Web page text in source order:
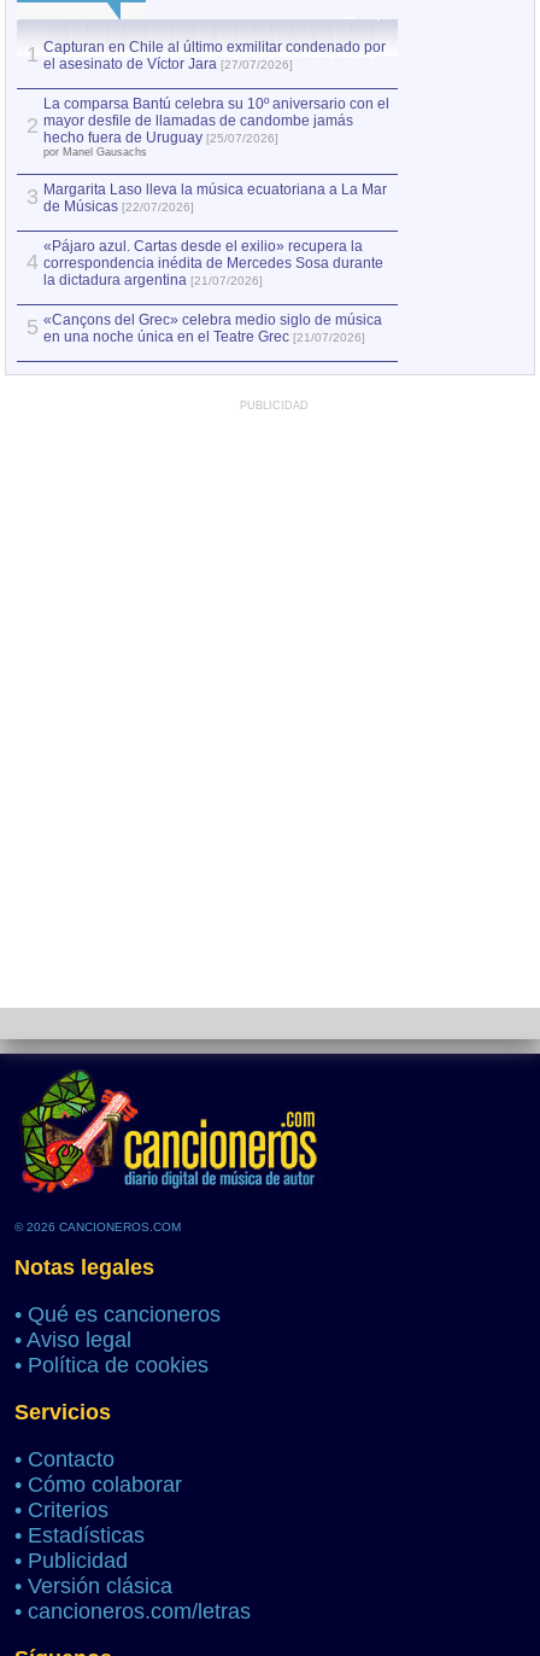
1 Capturan en Chile al último exmilitar condenado por
el asesinato de Víctor Jara [27/07/2026]
2
La comparsa Bantú celebra su 10º aniversario con el
mayor desfile de llamadas de candombe jamás
hecho fuera de Uruguay [25/07/2026]
por Manel Gausachs
3 Margarita Laso lleva la música ecuatoriana a La Mar
de Músicas [22/07/2026]
4
«Pájaro azul. Cartas desde el exilio» recupera la
correspondencia inédita de Mercedes Sosa durante
la dictadura argentina [21/07/2026]
5 «Cançons del Grec» celebra medio siglo de música
en una noche única en el Teatre Grec [21/07/2026]
PUBLICIDAD
© 2026 CANCIONEROS.COM
Notas legales
• Qué es cancioneros
• Aviso legal
• Política de cookies
Servicios
• Contacto
• Cómo colaborar
• Criterios
• Estadísticas
• Publicidad
• Versión clásica
• cancioneros.com/letras